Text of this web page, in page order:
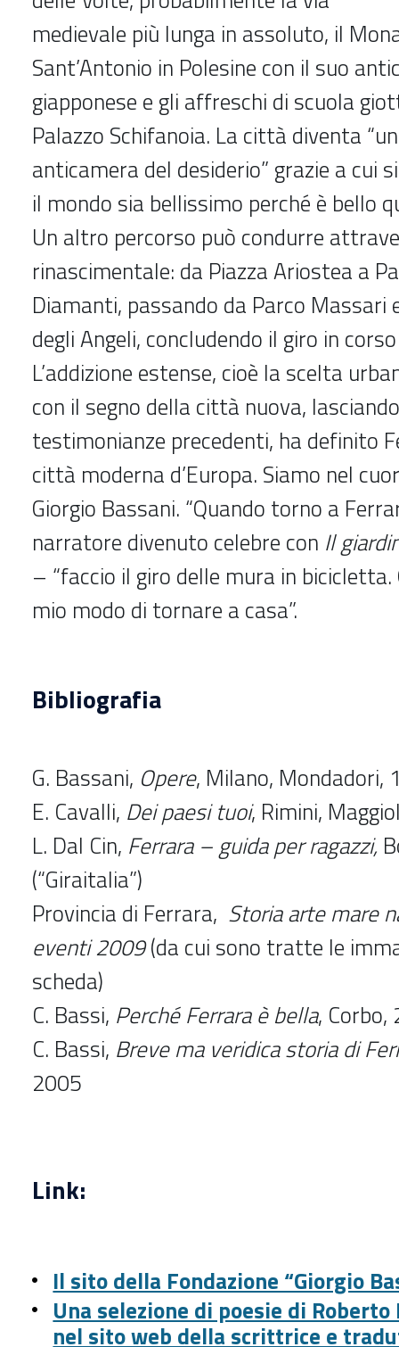
medievale più lunga in assoluto, il
Sant’Antonio in Polesine con il suo
giapponese e gli affreschi di scuola
Palazzo Schifanoia. La città diventa
anticamera del desiderio” grazie a cui
il mondo sia bellissimo perché è bello
Un altro percorso può condurre
rinascimentale: da Piazza Ariostea a
Diamanti, passando da Parco Massari
degli Angeli, concludendo il giro in
L’addizione estense, cioè la scelta
con il segno della città nuova,
testimonianze precedenti, ha definito
città moderna d’Europa. Siamo nel
Giorgio Bassani. “Quando torno a
narratore divenuto celebre con Il
– “faccio il giro delle mura in
mio modo di tornare a casa”.
Bibliografia
G. Bassani, Opere, Milano, Mondadori,
E. Cavalli, Dei paesi tuoi, Rimini,
L. Dal Cin, Ferrara – guida per ragazzi,
(“Giraitalia”)
Provincia di Ferrara, Storia arte mare
eventi 2009(da cui sono tratte le
scheda)
C. Bassi, Perché Ferrara è bella, Corbo,
C. Bassi, Breve ma veridica storia di
2005
Link:
Il sito della Fondazione “Giorgio
Una selezione di poesie di
nel sito web della scrittrice e